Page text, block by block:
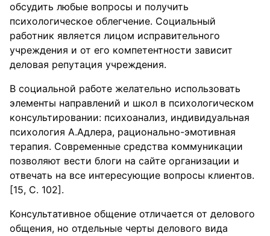
обсудить любые вопросы и получить
психологическое облегчение. Социальный
работник является лицом исправительного
учреждения и от его компетентности зависит
деловая репутация учреждения.
В социальной работе желательно использовать
элементы направлений и школ в психологическом
консультировании: психоанализ, индивидуальная
психология А.Адлера, рационально-эмотивная
терапия. Современные средства коммуникации
позволяют вести блоги на сайте организации и
отвечать на все интересующие вопросы клиентов.
[15, С. 102].
Консультативное общение отличается от делового
общения, но отдельные черты делового вида